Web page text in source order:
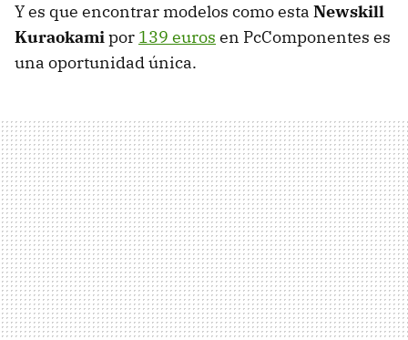
Y es que encontrar modelos como esta Newskill
Kuraokamipor 139 euros en PcComponentes es
una oportunidad única.